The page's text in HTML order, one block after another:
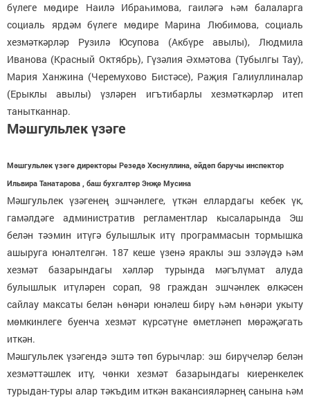
бүлеге мөдире Наилә Ибраһимова, гаиләгә һәм балаларга
социаль ярдәм бүлеге мөдире Марина Любимова, социаль
хезмәткәрләр Рузилә Юсупова (Акбүре авылы), Людмила
Иванова (Красный Октябрь), Гүзәлия Әхмәтова (Тубылгы Тау),
Мария Ханжина (Черемухово Бистәсе), Раҗия Галиуллиналар
(Ерыклы авылы) үзләрен игътибарлы хезмәткәрләр итеп
танытканнар.
Мәшгульлек үзәге
Мәшгульлек үзәге директоры Резедә Хөснуллина, әйдәп баручы инспектор
Ильвира Танатарова , баш бухгалтер Энҗе Мусина
Мәшгульлек үзәгенең эшчәнлеге, үткән еллардагы кебек үк,
гамәлдәге административ регламентлар кысаларында Эш
белән тәэмин итүгә булышлык итү программасын тормышка
ашыруга юнәлтелгән. 187 кеше үзенә яраклы эш эзләүдә һәм
хезмәт базарындагы хәлләр турында мәгълүмат алуда
булышлык итүләрен сорап, 98 граждан эшчәнлек өлкәсен
сайлау максаты белән һөнәри юнәлеш бирү һәм һөнәри укыту
мөмкинлеге буенча хезмәт күрсәтүне өметләнеп мөрәҗәгать
иткән.
Мәшгульлек үзәгендә эштә төп бурычлар: эш бирүчеләр белән
хезмәттәшлек итү, чөнки хезмәт базарындагы киеренкелек
турыдан-туры алар тәкъдим иткән вакансияләрнең санына һәм